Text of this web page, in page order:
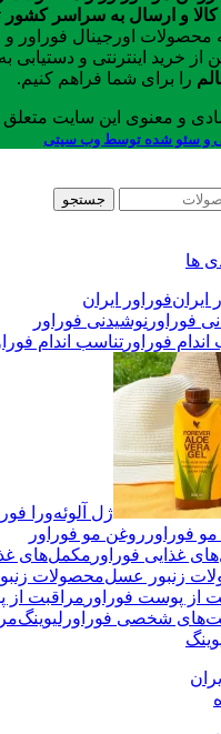
و ارسال به سراسر کشور
محصولات اورجینال
خرید اینترنتی و دستیابی به
را برای شما فراهم کنیم.
و معنوی این سایت متعلق
و سئو شده توسط وب سیتی
جستجو
ها
فوراور ایران
نوشیدنی فوراور
تناسب اندام
ژل آلوئه‌ورا
روغن مو فوراور
مکمل‌های
محصولات
مراقبت از